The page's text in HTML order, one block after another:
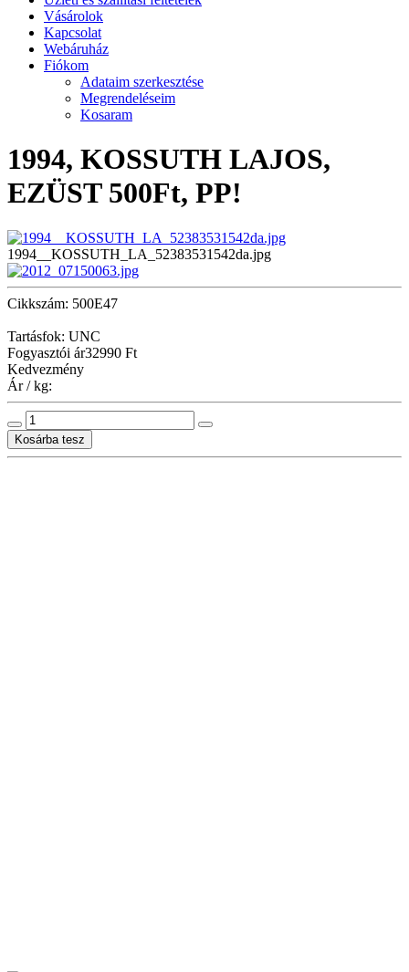
Vásárolok
Kapcsolat
Webáruház
Fiókom
Adataim szerkesztése
Megrendeléseim
Kosaram
1994, KOSSUTH LAJOS,
EZÜST 500Ft, PP!
1994__KOSSUTH_LA_52383531542da.jpg
Cikkszám: 500E47
Tartásfok: UNC
Fogyasztói ár32990 Ft
Kedvezmény
Ár / kg: